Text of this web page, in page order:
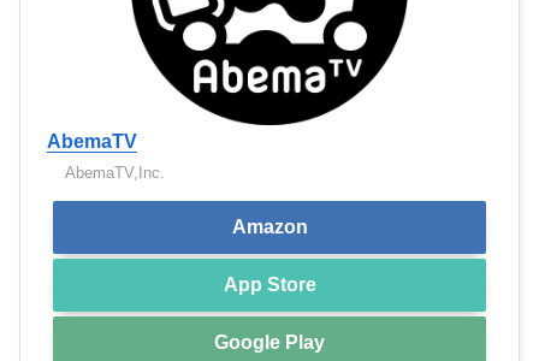
AbemaTV
AbemaTV,Inc.
Amazon
App Store
Google Play